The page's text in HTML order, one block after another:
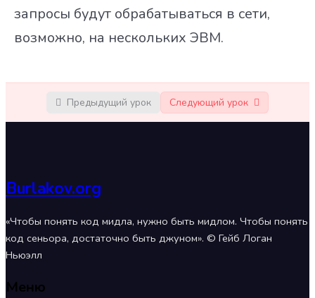
запросы будут обрабатываться в сети,
возможно, на нескольких ЭВМ.
Предыдущий урок Следующий урок
Burlakov.org
«Чтобы понять код мидла, нужно быть мидлом. Чтобы понять
код сеньора, достаточно быть джуном». © Гейб Логан
Ньюэлл
Меню